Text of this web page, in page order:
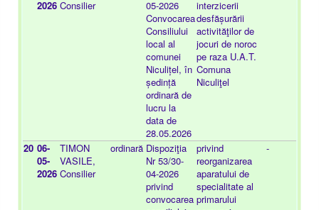
2026 Consilier
05-2026
Convocarea
Consiliului
local al
comunei
Niculițel, în
ședință
ordinară de
lucru la
data de
28.05.2026
interzicerii
desfășurării
activităţilor de
jocuri de noroc
pe raza U.A.T.
Comuna
Niculiţel
20 06-
05-
2026
TIMON
VASILE,
Consilier
ordinară Dispoziţia
Nr 53/30-
04-2026
privind
convocarea
privind
reorganizarea
aparatului de
specialitate al
primarului
-